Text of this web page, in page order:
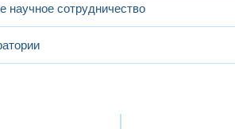
научное сотрудничество